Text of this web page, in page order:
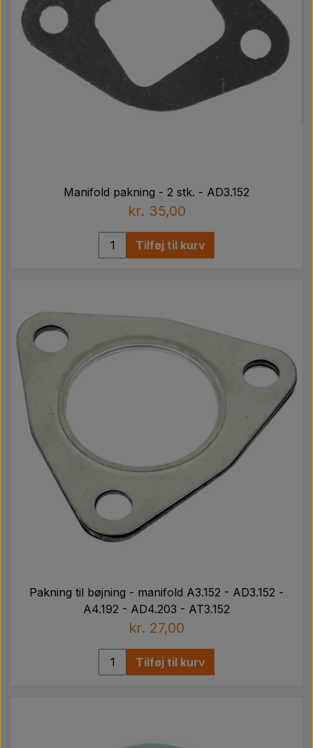
Manifold pakning - 2 stk. - AD3.152
kr. 35,00
Tilføj til kurv
Pakning til bøjning - manifold A3.152 - AD3.152 -
A4.192 - AD4.203 - AT3.152
kr. 27,00
Tilføj til kurv